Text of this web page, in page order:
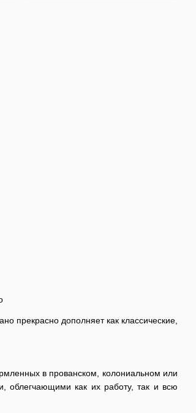
прекрасно дополняет как классические,
в прованском, колониальном или
облегчающими как их работу, так и всю